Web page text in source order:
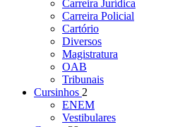
Carreira Jurídica
Carreira Policial
Cartório
Diversos
Magistratura
OAB
Tribunais
Cursinhos 2
ENEM
Vestibulares